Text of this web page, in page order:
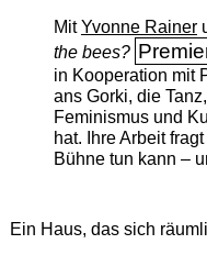
MitYvonne Rainer
the bees?
in Kooperation mit
ans Gorki, die
Feminismus und
hat. Ihre Arbeit
Bühne tun kann –
Ein Haus, das sich